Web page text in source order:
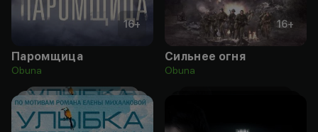
16+
Паромщица
Obuna
16+
Сильнее огня
Obuna